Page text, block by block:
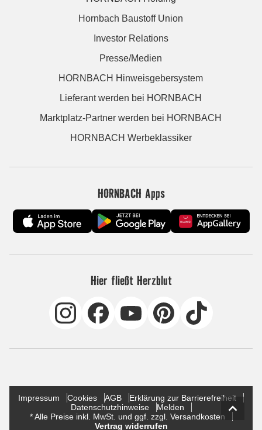
Hornbach Baustoff Union
Investor Relations
Presse/Medien
HORNBACH Hinweisgebersystem
Lieferant werden bei HORNBACH
Marktplatz-Partner werden bei HORNBACH
HORNBACH Werbeklassiker
HORNBACH Apps
Hier fließt Herzblut
Impressum Cookies AGB
Erklärung zur Barrierefreiheit
Datenschutzhinweise
Melden
* Alle Preise inkl. MwSt. und ggf. zzgl. Versandkosten
Vertrag widerrufen